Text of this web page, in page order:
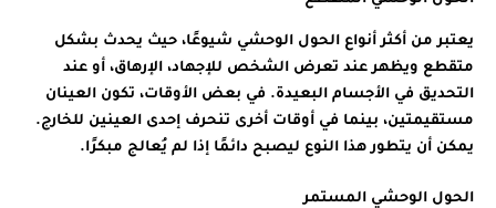
يعتبر من أكثر أنواع الحول الوحشي شيوعًا، حيث يحدث بشكل
متقطع ويظهر عند تعرض الشخص للإجهاد، الإرهاق، أو عند
التحديق في الأجسام البعيدة. في بعض الأوقات، تكون العينان
مستقيمتين، بينما في أوقات أخرى تنحرف إحدى العينين للخارج.
يمكن أن يتطور هذا النوع ليصبح دائمًا إذا لم يُعالج مبكرًا.
الحول الوحشي المستمر